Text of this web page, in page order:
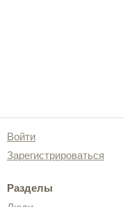
Войти
Зарегистрироваться
Разделы